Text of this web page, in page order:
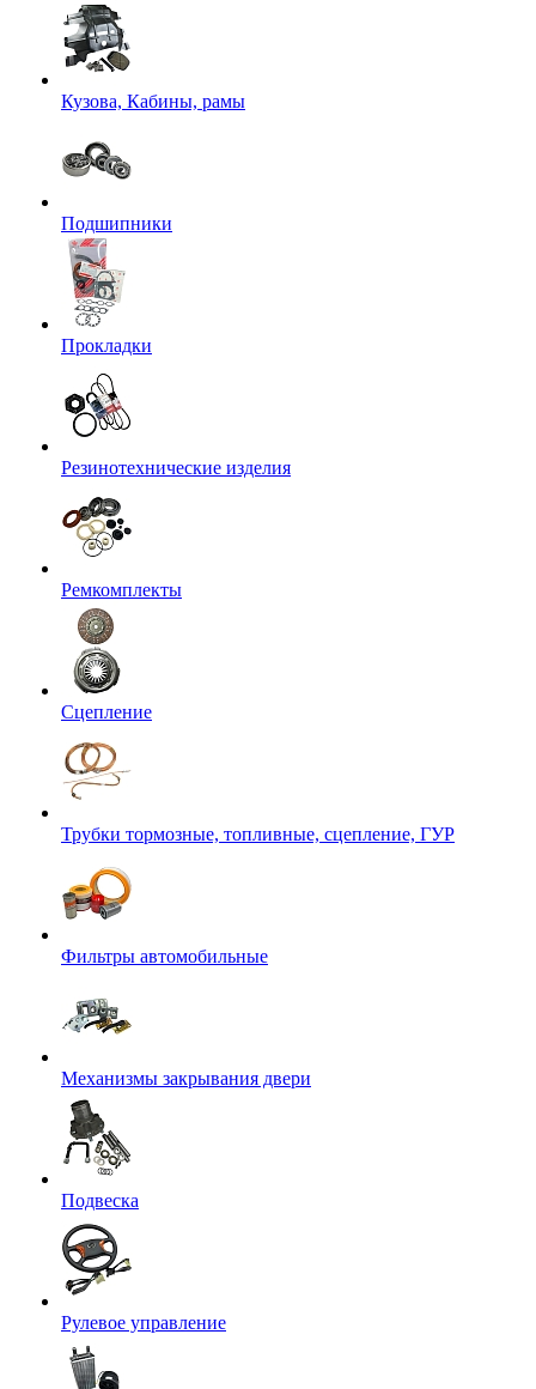
Кузова, Кабины, рамы
Подшипники
Прокладки
Резинотехнические изделия
Ремкомплекты
Сцепление
Трубки тормозные, топливные, сцепление, ГУР
Фильтры автомобильные
Механизмы закрывания двери
Подвеска
Рулевое управление